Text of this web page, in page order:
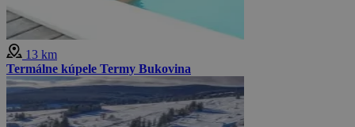
13 km
Termálne kúpele Termy Bukovina